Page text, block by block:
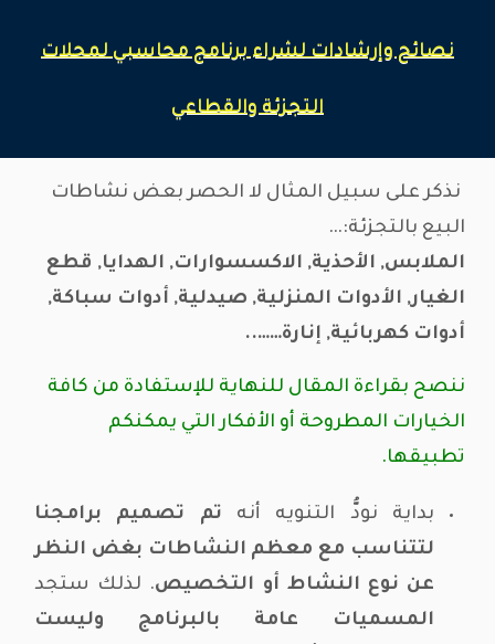
نصائح وإرشادات لشراء برنامج محاسبي لمحلات
التجزئة والقطاعي
نذكر على سبيل المثال لا الحصر بعض نشاطات
البيع بالتجزئة:…
الملابس, الأحذية, الاكسسوارات, الهدايا, قطع
الغيار, الأدوات المنزلية, صيدلية, أدوات سباكة,
أدوات كهربائية, إنارة……..
ننصح بقراءة المقال للنهاية للإستفادة من كافة
الخيارات المطروحة أو الأفكار التي يمكنكم
تطبيقها.
بداية نودُّ التنويه أنه تم تصميم برامجنا
لتتناسب مع معظم النشاطات بغض النظر
عن نوع النشاط أو التخصيص. لذلك ستجد
المسميات عامة بالبرنامج وليست